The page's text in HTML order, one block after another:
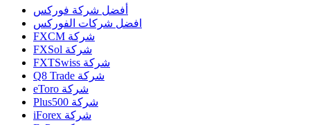
أفضل شركة فوركس
افضل شركات الفوركس
FXCM شركة
FXSol شركة
FXTSwiss شركة
Q8 Trade شركة
eToro شركة
Plus500 شركة
iForex شركة